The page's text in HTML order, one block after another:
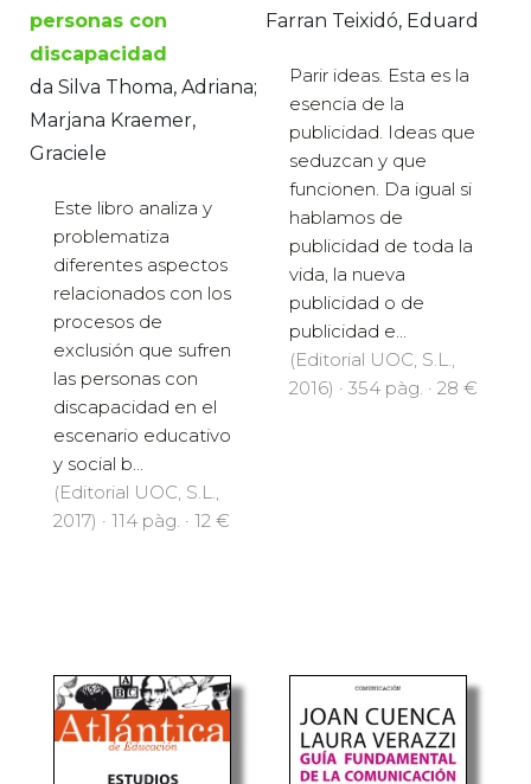
personas con
discapacidad
da Silva Thoma, Adriana;
Marjana Kraemer,
Graciele
Este libro analiza y
problematiza
diferentes aspectos
relacionados con los
procesos de
exclusión que sufren
las personas con
discapacidad en el
escenario educativo
y social b...
(Editorial UOC, S.L.,
2017) · 114 pàg. · 12 €
Farran Teixidó, Eduard
Parir ideas. Esta es la
esencia de la
publicidad. Ideas que
seduzcan y que
funcionen. Da igual si
hablamos de
publicidad de toda la
vida, la nueva
publicidad o de
publicidad e...
(Editorial UOC, S.L.,
2016) · 354 pàg. · 28 €